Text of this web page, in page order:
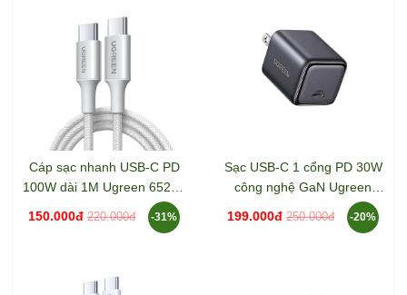
Cáp sạc nhanh USB-C PD
100W dài 1M Ugreen 65255
150.000đ 220.000đ -31%
Sạc USB-C 1 cổng PD 30W
công nghệ GaN Ugreen
199.000đ 250.000đ -20%